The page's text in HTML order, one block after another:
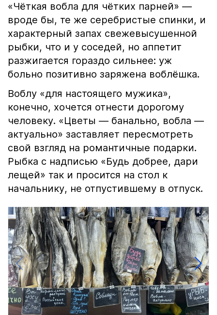
«Чёткая вобла для чётких парней» —
вроде бы, те же серебристые спинки, и
характерный запах свежевысушенной
рыбки, что и у соседей, но аппетит
разжигается гораздо сильнее: уж
больно позитивно заряжена воблёшка.
Воблу «для настоящего мужика»,
конечно, хочется отнести дорогому
человеку. «Цветы — банально, вобла —
актуально» заставляет пересмотреть
свой взгляд на романтичные подарки.
Рыбка с надписью «Будь добрее, дари
лещей» так и просится на стол к
начальнику, не отпустившему в отпуск.